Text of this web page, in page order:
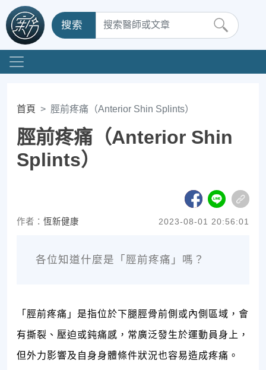
搜索
首頁 脛前疼痛（Anterior Shin Splints）
脛前疼痛（Anterior Shin
Splints）
作者： 恆新健康 2023-08-01 20:56:01
各位知道什麼是「脛前疼痛」嗎？
「脛前疼痛」是指位於下腿脛骨前側或內側區域，會
有撕裂、壓迫或鈍痛感，常廣泛發生於運動員身上，
但外力影響及自身身體條件狀況也容易造成疼痛。